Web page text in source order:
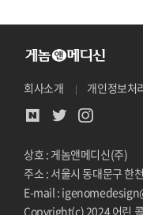
회사소개 개인정보처
상호 : 게놈앤메디신(주)
주소 : 서울시 동대문구 한
E-mail :
Copyright(c) 2024 어린